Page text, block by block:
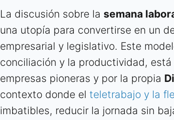
La discusión sobre la semana
una utopía para convertirse en un
empresarial y legislativo. Este
conciliación y la productividad,
empresas pioneras y por la propia
contexto donde el teletrabajo y la
imbatibles, reducir la jornada sin